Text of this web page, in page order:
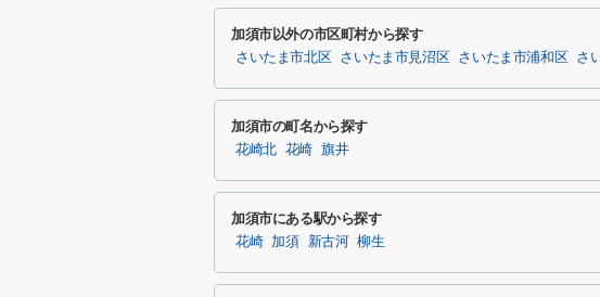
加須市以外の市区町村から探す
さいたま市北区 さいたま市見沼区 さいたま市浦和区 さ
加須市の町名から探す
花崎北 花崎 旗井
加須市にある駅から探す
花崎 加須 新古河 柳生